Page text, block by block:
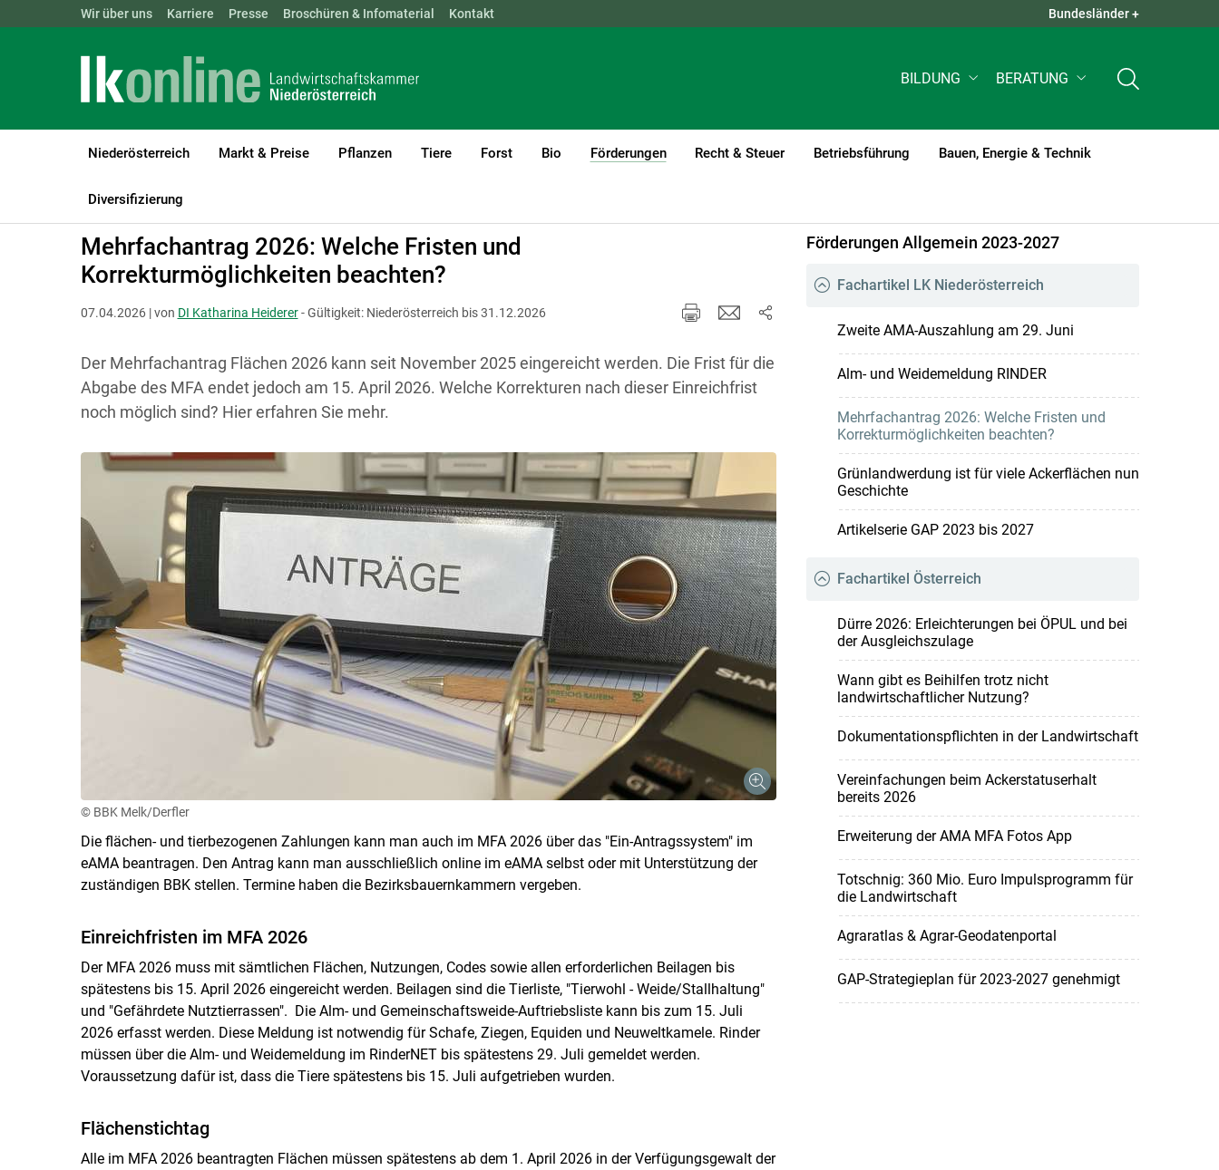
Skip to main content
Landwirtschaftskammern: ÖSTERREICH BGLD KTN NÖ OÖ SBG QUICK LINKS +
Wir über uns Karriere Presse Broschüren & Infomaterial Kontakt Bundesländer +
BILDUNG BERATUNG
Niederösterreich Markt & Preise Pflanzen Tiere Forst Bio Förderungen
(current)1
Recht & Steuer Betriebsführung Bauen, Energie & Technik
Diversifizierung
LK Niederösterreich
Mehrfachantrag 2026: Welche Fristen und
Korrekturmöglichkeiten beachten?
07.04.2026 | von DI Katharina Heiderer- Gültigkeit: Niederösterreich bis 31.12.2026
Der Mehrfachantrag Flächen 2026 kann seit November 2025 eingereicht werden. Die Frist für die
Abgabe des MFA endet jedoch am 15. April 2026. Welche Korrekturen nach dieser Einreichfrist
noch möglich sind? Hier erfahren Sie mehr.
© BBK Melk/Derfler
Die flächen- und tierbezogenen Zahlungen kann man auch im MFA 2026 über das "Ein-Antragssystem" im
eAMA beantragen. Den Antrag kann man ausschließlich online im eAMA selbst oder mit Unterstützung der
zuständigen BBK stellen. Termine haben die Bezirksbauernkammern vergeben.
Einreichfristen im MFA 2026
Der MFA 2026 muss mit sämtlichen Flächen, Nutzungen, Codes sowie allen erforderlichen Beilagen bis
spätestens bis 15. April 2026 eingereicht werden. Beilagen sind die Tierliste, "Tierwohl - Weide/Stallhaltung"
und "Gefährdete Nutztierrassen". Die Alm- und Gemeinschaftsweide-Auftriebsliste kann bis zum 15. Juli
2026 erfasst werden. Diese Meldung ist notwendig für Schafe, Ziegen, Equiden und Neuweltkamele. Rinder
müssen über die Alm- und Weidemeldung im RinderNET bis spätestens 29. Juli gemeldet werden.
Voraussetzung dafür ist, dass die Tiere spätestens bis 15. Juli aufgetrieben wurden.
Flächenstichtag
Alle im MFA 2026 beantragten Flächen müssen spätestens ab dem 1. April 2026 in der Verfügungsgewalt der
Förderungen Allgemein 2023-2027
Fachartikel LK Niederösterreich
Zweite AMA-Auszahlung am 29. Juni
Alm- und Weidemeldung RINDER
Mehrfachantrag 2026: Welche Fristen und
Korrekturmöglichkeiten beachten?
Grünlandwerdung ist für viele Ackerflächen nun
Geschichte
Artikelserie GAP 2023 bis 2027
Fachartikel Österreich
Dürre 2026: Erleichterungen bei ÖPUL und bei
der Ausgleichszulage
Wann gibt es Beihilfen trotz nicht
landwirtschaftlicher Nutzung?
Dokumentationspflichten in der Landwirtschaft
Vereinfachungen beim Ackerstatuserhalt
bereits 2026
Erweiterung der AMA MFA Fotos App
Totschnig: 360 Mio. Euro Impulsprogramm für
die Landwirtschaft
Agraratlas & Agrar-Geodatenportal
GAP-Strategieplan für 2023-2027 genehmigt